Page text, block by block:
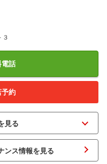
３
電話
予約
ンス情報を見る